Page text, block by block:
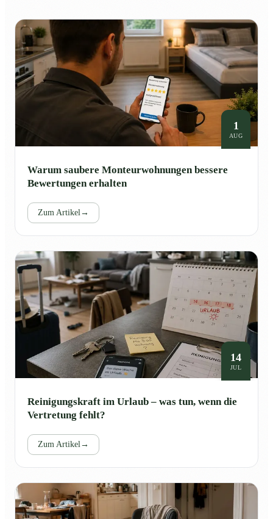
1
AUG
Warum saubere Monteurwohnungen bessere
Bewertungen erhalten
Zum Artikel→
14
JUL
Reinigungskraft im Urlaub – was tun, wenn die
Vertretung fehlt?
Zum Artikel→